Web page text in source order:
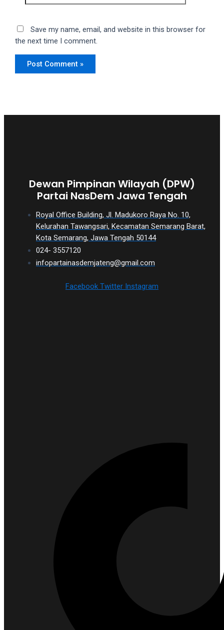
Save my name, email, and website in this browser for
the next time I comment.
Dewan Pimpinan Wilayah (DPW)
Partai NasDem Jawa Tengah
Royal Office Building, Jl. Madukoro Raya No. 10,
Kelurahan Tawangsari, Kecamatan Semarang Barat,
Kota Semarang, Jawa Tengah 50144
024- 3557120
infopartainasdemjateng@gmail.com
Facebook Twitter Instagram